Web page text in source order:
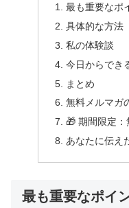
最も重要なポ
具体的な方法
私の体験談
今日からでき
まとめ
無料メルマガ
🎁 期間限定
あなたに伝え
最も重要なポイ